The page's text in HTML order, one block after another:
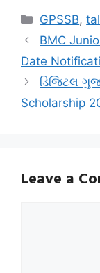
Categories
GPSSB,
BMC
Date
ડિજિટલ
Scholarship
Leave a